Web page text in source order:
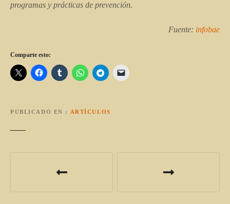
programas y prácticas de prevención.
Fuente: infobae
Comparte esto:
PUBLICADO EN ARTÍCULOS